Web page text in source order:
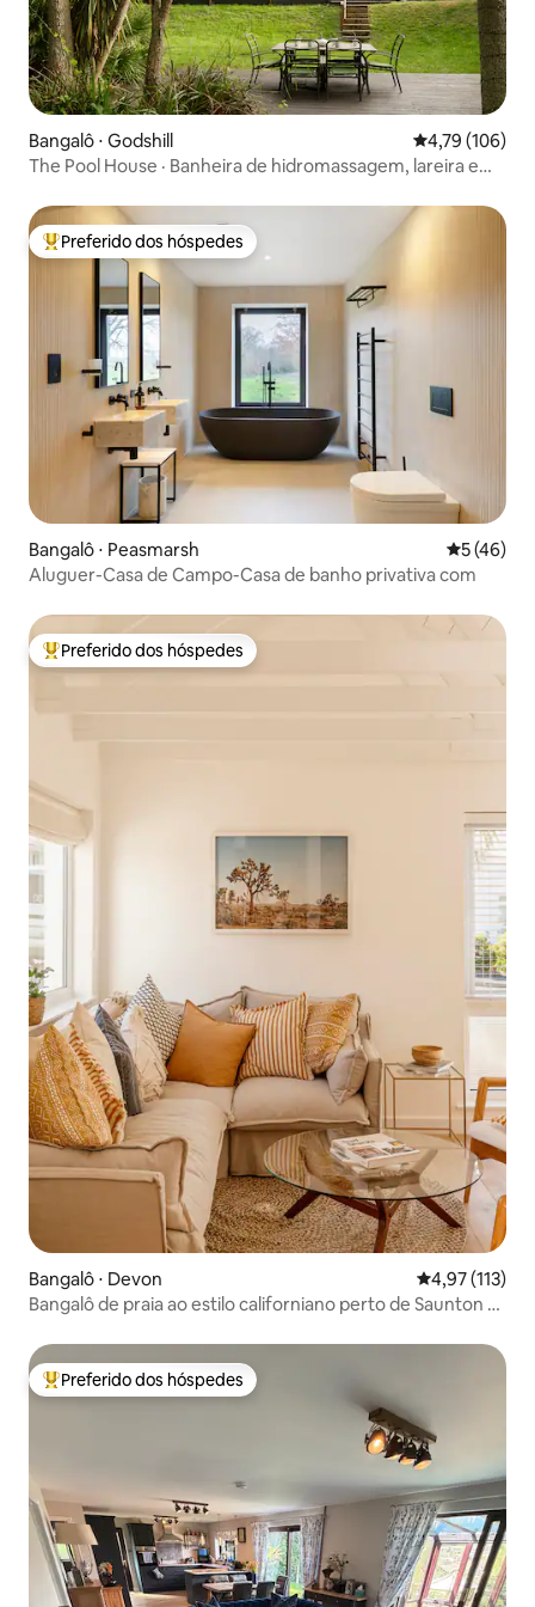
Bangalô ⋅ Godshill 4,79 de uma
4,79 (106)
The Pool House · Banheira de hidromassagem, lareira e
Entre os melhores preferidos dos hóspedes
Preferido dos hóspedes
Bangalô ⋅ Peasmarsh 5 de uma
5 (46)
Aluguer-Casa de Campo-Casa de banho privativa com
Entre os melhores preferidos dos hóspedes
Preferido dos hóspedes
Bangalô ⋅ Devon 4,97 de uma
4,97 (113)
Bangalô de praia ao estilo californiano perto de Saunton —
Entre os melhores preferidos dos hóspedes
Preferido dos hóspedes